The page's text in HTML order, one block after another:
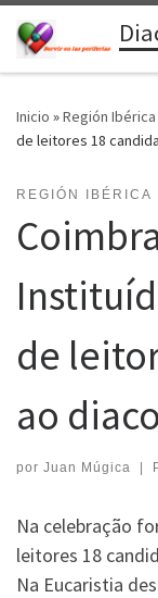
Saltar al contenido
Inicio »Región Ibérica
de leitores 18
REGIÓN IBÉRICA
de
ao
por Juan Múgica |
Na celebração
leitores 18
Na Eucaristia